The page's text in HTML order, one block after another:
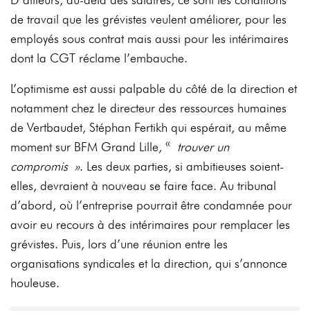
de travail que les grévistes veulent améliorer, pour les
employés sous contrat mais aussi pour les intérimaires
dont la CGT réclame l’embauche.
L’optimisme est aussi palpable du côté de la direction et
notamment chez le directeur des ressources humaines
de Vertbaudet, Stéphan Fertikh qui espérait, au même
moment sur BFM Grand Lille, « trouver un
compromis ». Les deux parties, si ambitieuses soient-
elles, devraient à nouveau se faire face. Au tribunal
d’abord, où l’entreprise pourrait être condamnée pour
avoir eu recours à des intérimaires pour remplacer les
grévistes. Puis, lors d’une réunion entre les
organisations syndicales et la direction, qui s’annonce
houleuse.